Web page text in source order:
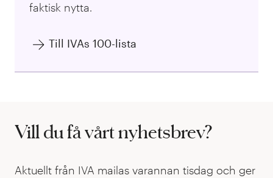
faktisk nytta.
Till IVAs 100-lista
Vill du få vårt nyhetsbrev?
Aktuellt från IVA mailas varannan tisdag och ger